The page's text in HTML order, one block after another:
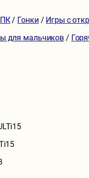
/ Гонки / Игры с
для мальчиков /